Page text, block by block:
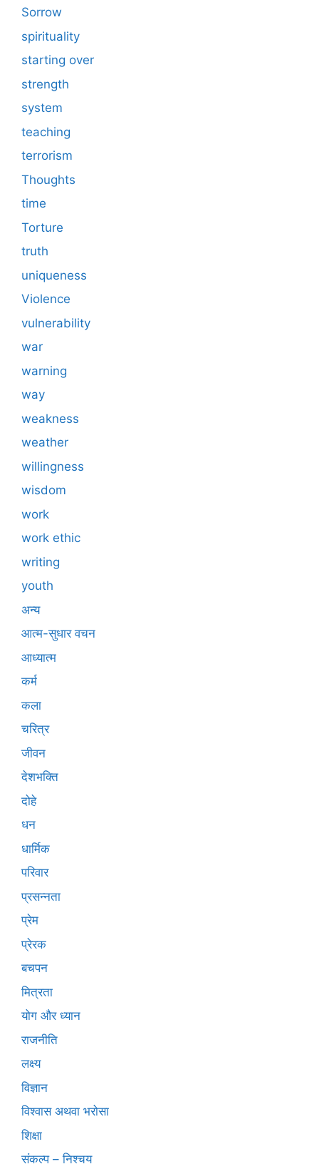
Sorrow
spirituality
starting over
strength
system
teaching
terrorism
Thoughts
time
Torture
truth
uniqueness
Violence
vulnerability
war
warning
way
weakness
weather
willingness
wisdom
work
work ethic
writing
youth
अन्य
आत्म-सुधार वचन
आध्यात्म
कर्म
कला
चरित्र
जीवन
देशभक्ति
दोहे
धन
धार्मिक
परिवार
प्रसन्नता
प्रेम
प्रेरक
बचपन
मित्रता
योग और ध्यान
राजनीति
लक्ष्य
विज्ञान
विश्वास अथवा भरोसा
शिक्षा
संकल्प – निश्चय